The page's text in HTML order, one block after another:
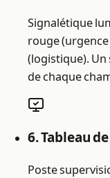
Signalétique
rouge
(logistique). Un
de chaque
6. Tableau
Poste